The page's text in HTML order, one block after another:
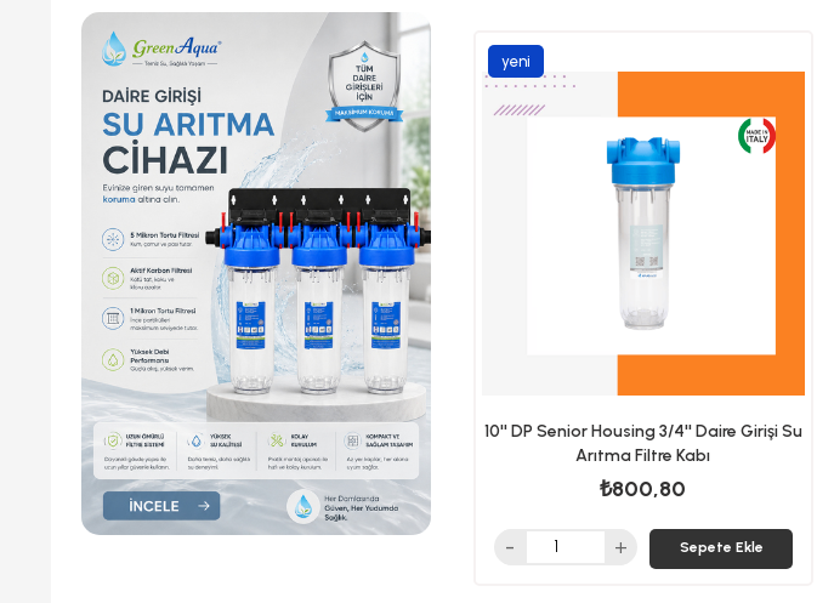
TÜKENDI
10'' DP Senior Housing 3/4'' Daire Girişi Su
Arıtma Filtre Kabı
₺800,80
yeni
Sepete Ekle